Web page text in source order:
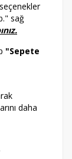
sağ
"Sepete
daha